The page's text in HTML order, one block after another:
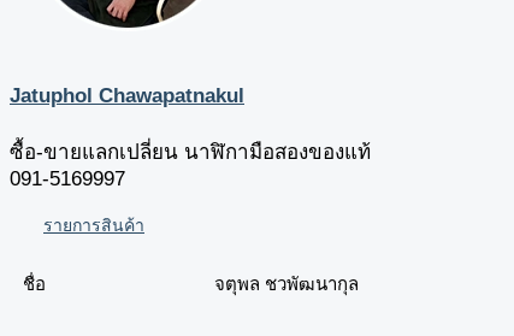
Jatuphol Chawapatnakul
ซื้อ-ขายแลกเปลี่ยน นาฬิกามือสองของแท้
091-5169997
รายการสินค้า
ชื่อ จตุพล ชวพัฒนากุล